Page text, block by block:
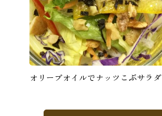
オリーブオイルでナッツこぶサラダ